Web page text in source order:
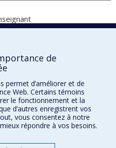
paysage
de
permet d’améliorer et de
Web. Certains témoins
le fonctionnement et la
d’autres enregistrent vos
vous consentez à notre
répondre à vos besoins.